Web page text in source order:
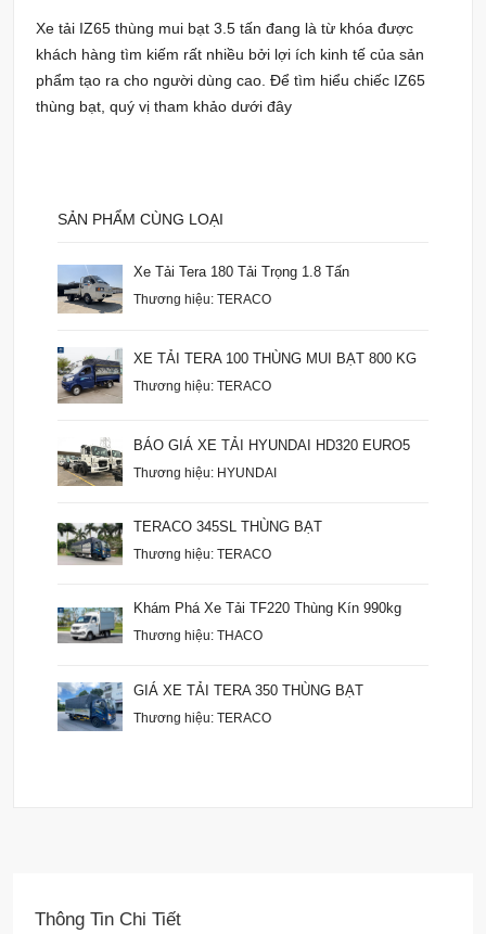
Xe tải IZ65 thùng mui bạt 3.5 tấn đang là từ khóa được
khách hàng tìm kiếm rất nhiều bởi lợi ích kinh tế của sản
phẩm tạo ra cho người dùng cao. Để tìm hiểu chiếc IZ65
thùng bạt, quý vị tham khảo dưới đây
SẢN PHẨM CÙNG LOẠI
Xe Tải Tera 180 Tải Trọng 1.8 Tấn
Thương hiệu: TERACO
XE TẢI TERA 100 THÙNG MUI BẠT 800 KG
Thương hiệu: TERACO
BÁO GIÁ XE TẢI HYUNDAI HD320 EURO5
Thương hiệu: HYUNDAI
TERACO 345SL THÙNG BẠT
Thương hiệu: TERACO
Khám Phá Xe Tải TF220 Thùng Kín 990kg
Thương hiệu: THACO
GIÁ XE TẢI TERA 350 THÙNG BẠT
Thương hiệu: TERACO
Thông Tin Chi Tiết